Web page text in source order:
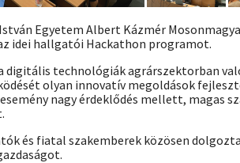
Egyetem Albert Kázmér
idei hallgatói Hackathon programot.
digitális technológiák agrárszektorban
olyan innovatív megoldások
nagy érdeklődés mellett, magas
és fiatal szakemberek közösen